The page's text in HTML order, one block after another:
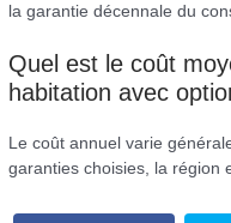
la garantie décennale du
Quel est le coût
habitation avec
Le coût annuel varie
garanties choisies, la région